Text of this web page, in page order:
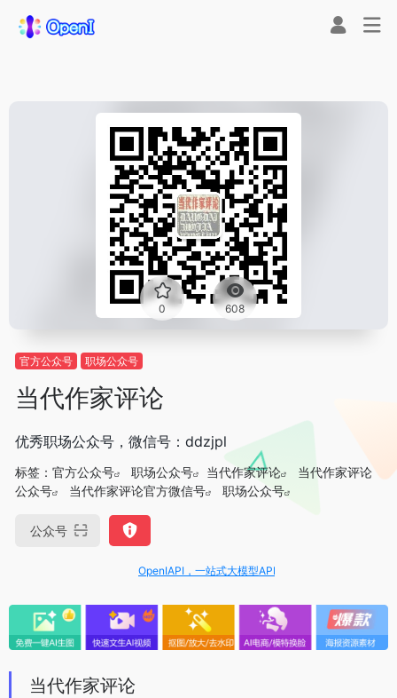
0 608
官方公众号 职场公众号
当代作家评论
优秀职场公众号，微信号：ddzjpl
标签： 官方公众号 职场公众号 当代作家评论
当代作家评论
公众号
当代作家评论官方微信号 职场公众号
公众号
OpenIAPI，一站式大模型API聚合平台
当代作家评论